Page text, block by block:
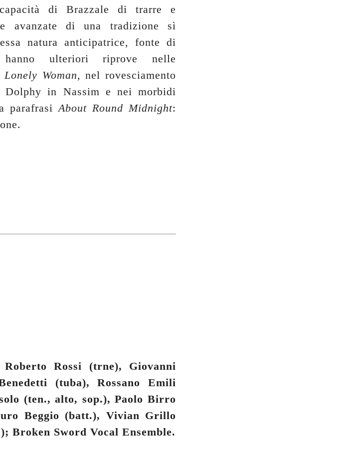
di Brazzale di trarre e
avanzate di una tradizione sì
natura anticipatrice, fonte di
ulteriori riprove nelle
Lonely Woman, nel rovesciamento
in Nassim e nei morbidi
parafrasiAbout Round Midnight:
Rossi (trne), Giovanni
(tuba), Rossano Emili
(ten., alto, sop.), Paolo Birro
Beggio (batt.), Vivian Grillo
Broken Sword Vocal Ensemble.